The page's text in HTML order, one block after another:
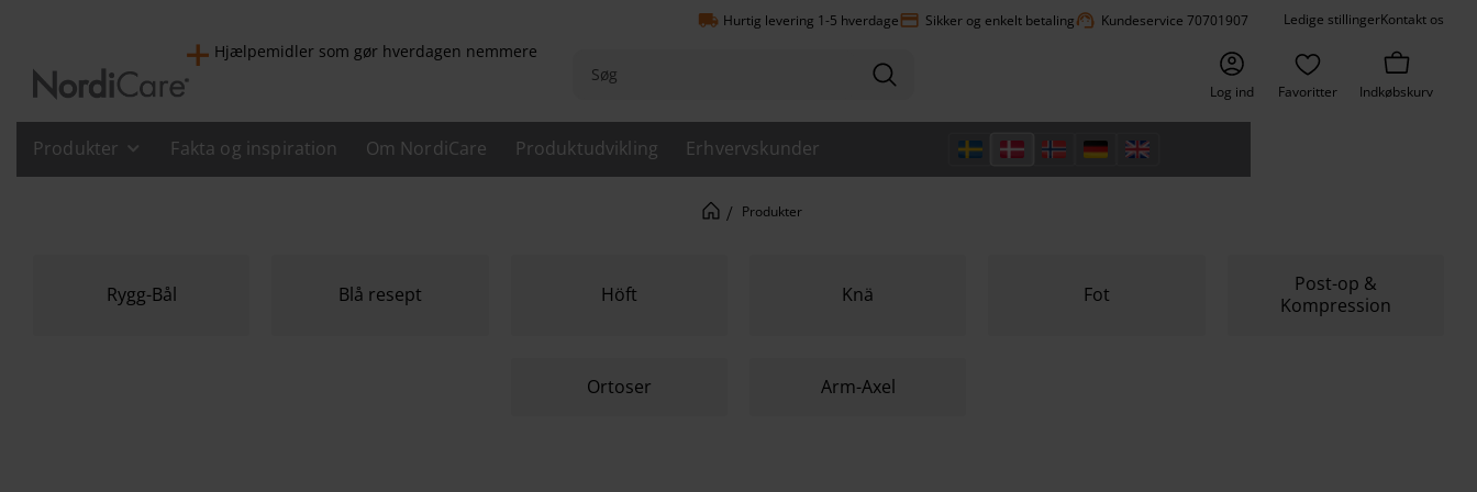
local_shipping Hurtig levering 1-5 hverdagepayment Sikker og enkelt betalingsupport_agent Kundeservice 70701907 Ledige stillingerKontakt os
Hjælpemidler som gør hverdagen nemmere
Produkter Fakta og inspiration Om NordiCare Produktudvikling Erhvervskunder
Log ind Favoritter Indkøbskurv
Produkter
Rygg-Bål Blå resept Höft Knä Fot
Post-op &
Kompression
Ortoser Arm-Axel